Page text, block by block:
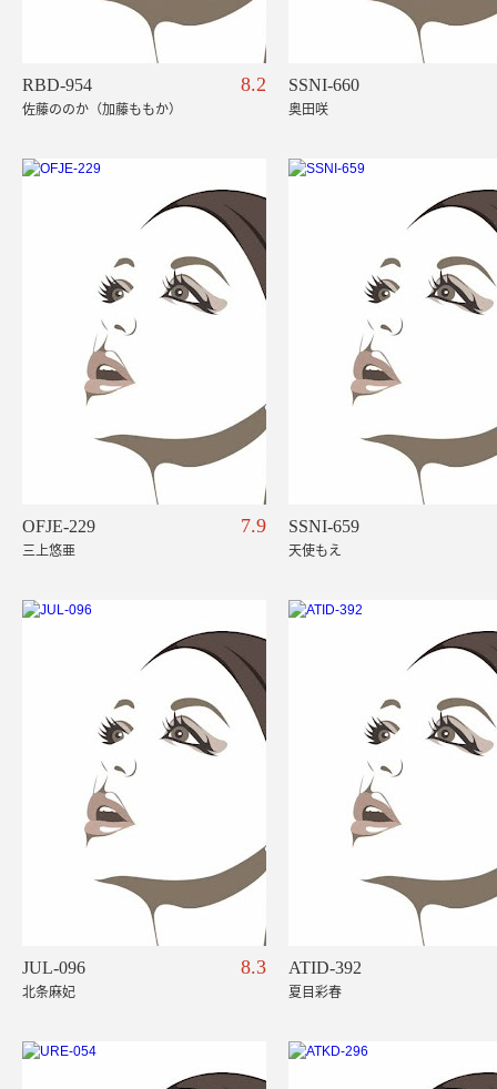
RBD-954 8.2
佐藤ののか（加藤ももか）
SSNI-660
奥田咲
OFJE-229 7.9
三上悠亜
SSNI-659
天使もえ
JUL-096 8.3
北条麻妃
ATID-392
夏目彩春